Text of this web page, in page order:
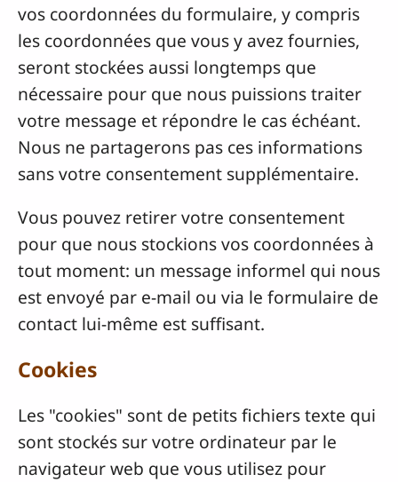
vos coordonnées du formulaire, y compris
les coordonnées que vous y avez fournies,
seront stockées aussi longtemps que
nécessaire pour que nous puissions traiter
votre message et répondre le cas échéant.
Nous ne partagerons pas ces informations
sans votre consentement supplémentaire.
Vous pouvez retirer votre consentement
pour que nous stockions vos coordonnées à
tout moment: un message informel qui nous
est envoyé par e-mail ou via le formulaire de
contact lui-même est suffisant.
Cookies
Les "cookies" sont de petits fichiers texte qui
sont stockés sur votre ordinateur par le
navigateur web que vous utilisez pour